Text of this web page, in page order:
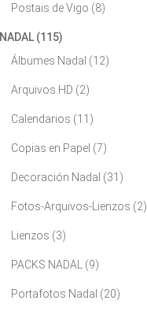
Postais de Vigo (8)
NADAL (115)
Álbumes Nadal (12)
Arquivos HD (2)
Calendarios (11)
Copias en Papel (7)
Decoración Nadal (31)
Fotos-Arquivos-Lienzos (2)
Lienzos (3)
PACKS NADAL (9)
Portafotos Nadal (20)